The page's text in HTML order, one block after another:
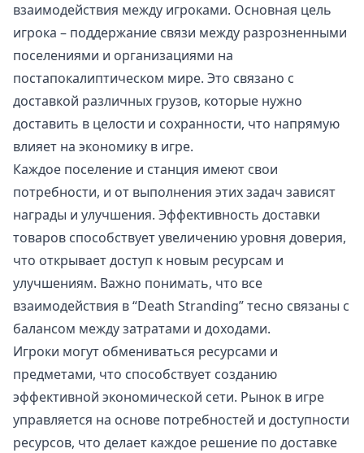
взаимодействия между игроками. Основная цель
игрока – поддержание связи между разрозненными
поселениями и организациями на
постапокалиптическом мире. Это связано с
доставкой различных грузов, которые нужно
доставить в целости и сохранности, что напрямую
влияет на экономику в игре.
Каждое поселение и станция имеют свои
потребности, и от выполнения этих задач зависят
награды и улучшения. Эффективность доставки
товаров способствует увеличению уровня доверия,
что открывает доступ к новым ресурсам и
улучшениям. Важно понимать, что все
взаимодействия в “Death Stranding” тесно связаны с
балансом между затратами и доходами.
Игроки могут обмениваться ресурсами и
предметами, что способствует созданию
эффективной экономической сети. Рынок в игре
управляется на основе потребностей и доступности
ресурсов, что делает каждое решение по доставке